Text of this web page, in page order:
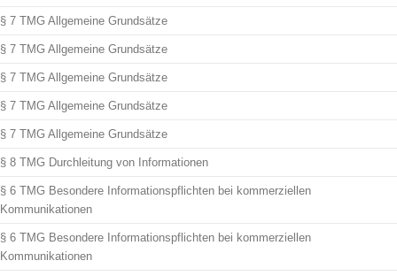
§ 7 TMG Allgemeine Grundsätze
§ 7 TMG Allgemeine Grundsätze
§ 7 TMG Allgemeine Grundsätze
§ 7 TMG Allgemeine Grundsätze
§ 7 TMG Allgemeine Grundsätze
§ 8 TMG Durchleitung von Informationen
§ 6 TMG Besondere Informationspflichten bei kommerziellen
Kommunikationen
§ 6 TMG Besondere Informationspflichten bei kommerziellen
Kommunikationen